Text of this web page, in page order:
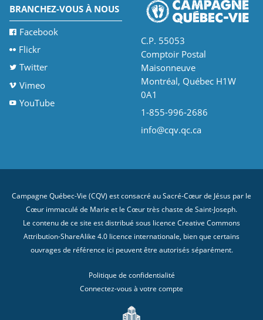
BRANCHEZ-VOUS À NOUS
Facebook
Flickr
Twitter
Vimeo
YouTube
C.P. 55053
Comptoir Postal
Maisonneuve
Montréal, Québec H1W
0A1
1-855-996-2686
info@cqv.qc.ca
Campagne Québec-Vie (CQV) est consacré au Sacré-Cœur de Jésus par le
Cœur immaculé de Marie et le Cœur très chaste de Saint-Joseph.
Le contenu de ce site est distribué sous licence Creative Commons
Attribution-ShareAlike 4.0 licence internationale , bien que certains
ouvrages de référence ici peuvent être autorisés séparément.
Politique de confidentialité
Connectez-vous à votre compte